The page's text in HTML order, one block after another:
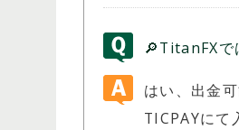
🔎TitanFX
はい、出金
TICPAYにて